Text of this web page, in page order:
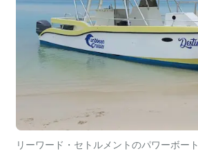
リーワード・セトルメントのパワーボート